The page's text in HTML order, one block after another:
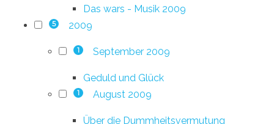
Das wars - Musik 2009
5 2009
1 September 2009
Geduld und Glück
1 August 2009
Über die Dummheitsvermutung